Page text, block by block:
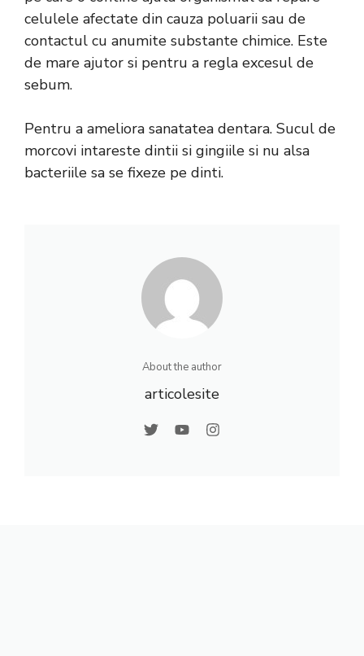
celulele afectate din cauza poluarii sau de
contactul cu anumite substante chimice. Este
de mare ajutor si pentru a regla excesul de
sebum.
Pentru a ameliora sanatatea dentara. Sucul de
morcovi intareste dintii si gingiile si nu alsa
bacteriile sa se fixeze pe dinti.
About the author
articolesite